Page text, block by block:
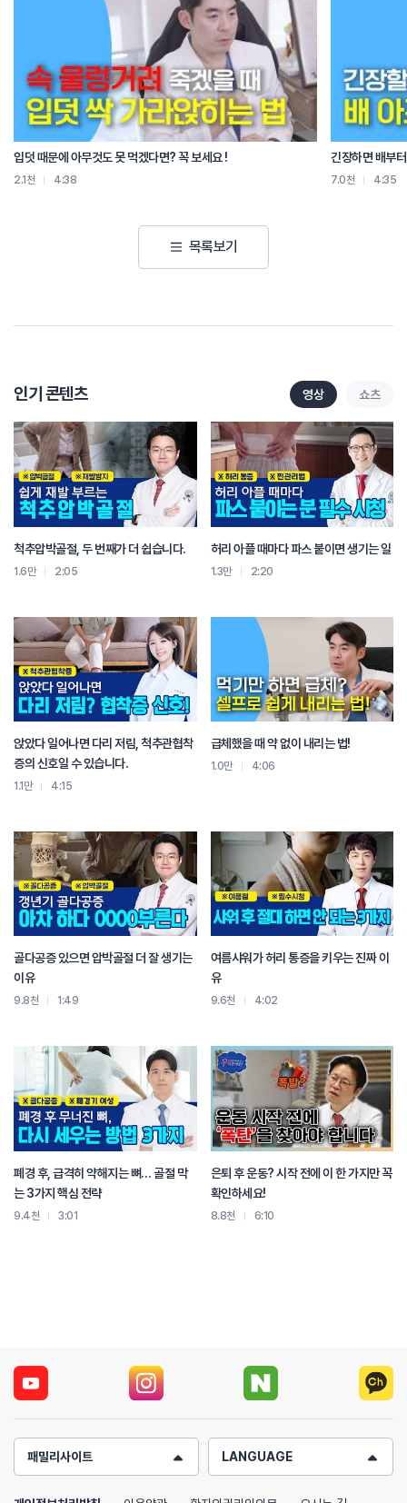
입덧 때문에 아무것도 못 먹겠다면? 꼭 보세요 !
2.1천 4:38
긴장하면 배부
7.0천 4:35
목록보기
인기 콘텐츠 영상 쇼츠
척추압박골절, 두 번째가 더 쉽습니다.
1.6만 2:05
허리 아플 때마다 파스 붙이면 생기는 일
1.3만 2:20
앉았다 일어나면 다리 저림, 척추관협착
증의 신호일 수 있습니다.
1.1만 4:15
급체했을 때 약 없이 내리는 법!
1.0만 4:06
골다공증 있으면 압박골절 더 잘 생기는
이유
9.8천 1:49
여름샤워가 허리 통증을 키우는 진짜 이
유
9.6천 4:02
폐경 후, 급격히 약해지는 뼈… 골절 막
는 3가지 핵심 전략
9.4천 3:01
은퇴 후 운동? 시작 전에 이 한 가지만 꼭
확인하세요!
8.8천 6:10
패밀리사이트 LANGUAGE